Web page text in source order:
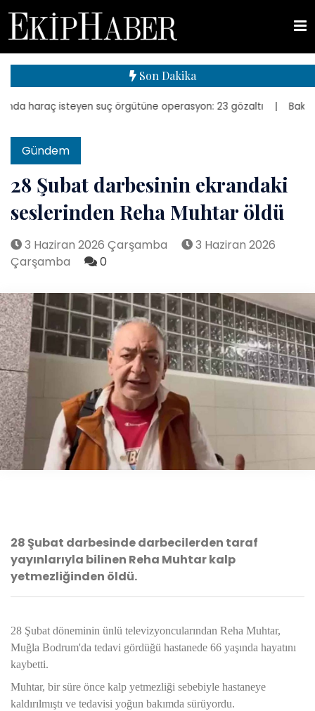
Son Dakika
haraç isteyen suç örgütüne operasyon: 23 gözaltı | Bakan
Gündem
28 Şubat darbesinin ekrandaki
seslerinden Reha Muhtar öldü
3 Haziran 2026 Çarşamba
3 Haziran 2026
Çarşamba
0
28 Şubat darbesinde darbecilerden taraf
yayınlarıyla bilinen Reha Muhtar kalp
yetmezliğinden öldü.
28 Şubat döneminin ünlü televizyoncularından Reha Muhtar,
Muğla Bodrum'da tedavi gördüğü hastanede 66 yaşında hayatını
kaybetti.
Muhtar, bir süre önce kalp yetmezliği sebebiyle hastaneye
kaldırılmıştı ve tedavisi yoğun bakımda sürüyordu.